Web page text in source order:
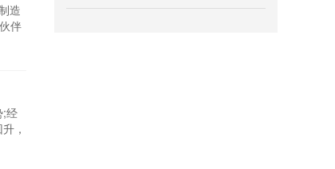
造
伴
发
;经
，
，